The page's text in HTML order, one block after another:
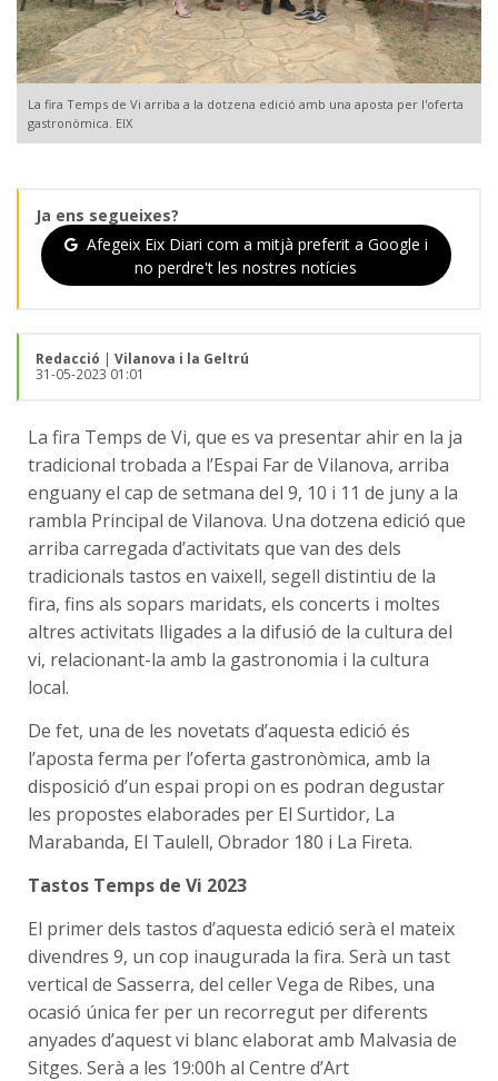
La fira Temps de Vi arriba a la dotzena edició amb una aposta per l'oferta
gastronòmica. EIX
Ja ens segueixes?
Afegeix Eix Diari com a mitjà preferit a Google i
no perdre't les nostres notícies
Redacció | Vilanova i la Geltrú
31-05-2023 01:01
La fira Temps de Vi, que es va presentar ahir en la ja
tradicional trobada a l’Espai Far de Vilanova, arriba
enguany el cap de setmana del 9, 10 i 11 de juny a la
rambla Principal de Vilanova. Una dotzena edició que
arriba carregada d’activitats que van des dels
tradicionals tastos en vaixell, segell distintiu de la
fira, fins als sopars maridats, els concerts i moltes
altres activitats lligades a la difusió de la cultura del
vi, relacionant-la amb la gastronomia i la cultura
local.
De fet, una de les novetats d’aquesta edició és
l’aposta ferma per l’oferta gastronòmica, amb la
disposició d’un espai propi on es podran degustar
les propostes elaborades per El Surtidor, La
Marabanda, El Taulell, Obrador 180 i La Fireta.
Tastos Temps de Vi 2023
El primer dels tastos d’aquesta edició serà el mateix
divendres 9, un cop inaugurada la fira. Serà un tast
vertical de Sasserra, del celler Vega de Ribes, una
ocasió única fer per un recorregut per diferents
anyades d’aquest vi blanc elaborat amb Malvasia de
Sitges. Serà a les 19:00h al Centre d’Art